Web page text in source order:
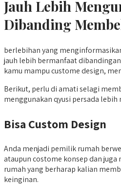
Jauh Lebih
Dibanding
berlebihan yang
jauh lebih bermanfaat
kamu mampu custome design,
Berikut, perlu di amati selagi
menggunakan qyusi persada
Bisa Custom Design
Anda menjadi pemilik rumah
ataupun costome konsep dan
rumah yang berharap kalian
keinginan.